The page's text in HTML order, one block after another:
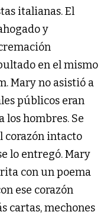
italianas. El
y
en el mismo
Mary no asistió a
públicos eran
los hombres. Se
corazón intacto
lo entregó. Mary
con un poema
ese corazón
cartas, mechones